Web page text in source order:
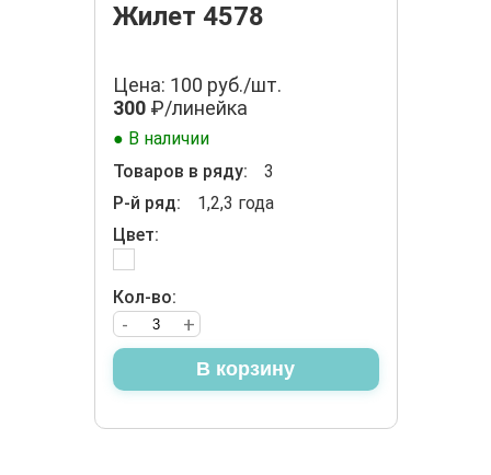
Жилет 4578
Цена: 100 руб./шт.
300₽/линейка
● В наличии
Товаров в ряду:
3
Р-й ряд:
1,2,3 года
Цвет:
Кол-во:
+
-
В корзину